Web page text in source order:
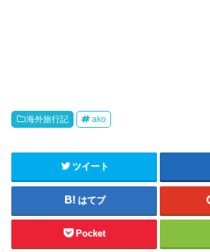
海外旅行記 ako
ツイート
はてブ
Pocket